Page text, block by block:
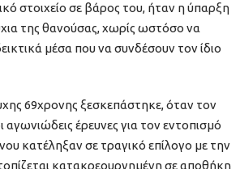
στοιχείο σε βάρος του, ήταν η ύπαρξη
της θανούσας, χωρίς ωστόσο να
μέσα που να συνδέσουν τον ίδιο
69χρονης ξεσκεπάστηκε, όταν τον
αγωνιώδεις έρευνες για τον εντοπισμό
κατέληξαν σε τραγικό επίλογο με την
κατακρεουργημένη σε αποθήκη